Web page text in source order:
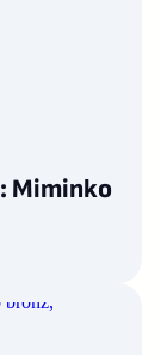
Miminko